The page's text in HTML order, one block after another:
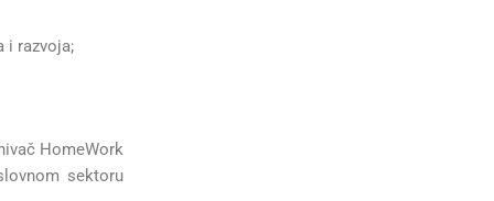
i razvoja;
HomeWork
sektoru